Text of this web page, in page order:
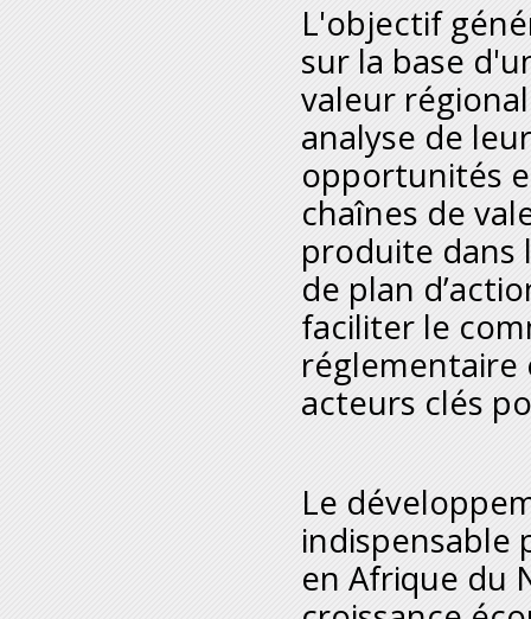
L'objectif
sur la base
valeur
analyse de
opportunités
chaînes de
produite dans
de plan
faciliter le
réglementaire
acteurs clés
Le
indispensable
en Afrique du